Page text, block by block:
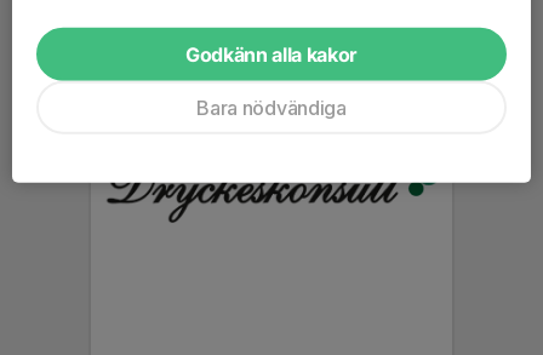
Godkänn alla kakor
Bara nödvändiga